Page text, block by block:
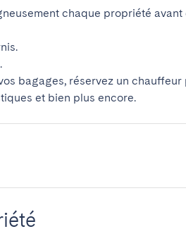
chaque propriété
bagages, réservez un chauffeur
et bien plus encore.